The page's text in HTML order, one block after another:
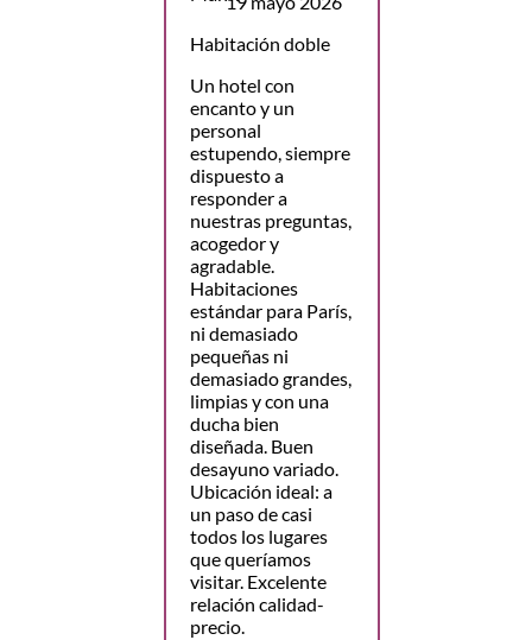
Habitación doble
Un hotel con
encanto y un
personal
estupendo, siempre
dispuesto a
responder a
nuestras preguntas,
acogedor y
agradable.
Habitaciones
estándar para París,
ni demasiado
pequeñas ni
demasiado grandes,
limpias y con una
ducha bien
diseñada. Buen
desayuno variado.
Ubicación ideal: a
un paso de casi
todos los lugares
que queríamos
visitar. Excelente
relación calidad-
precio.